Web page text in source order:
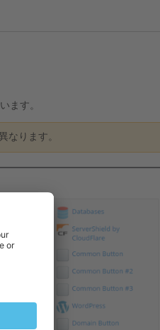
ます。
なります。